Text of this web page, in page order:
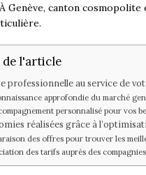
Genève, canton
l'article
professionnelle au service de
approfondie du marché
personnalisé pour vos
réalisées grâce à
des offres pour trouver les
des tarifs auprès des compagnies